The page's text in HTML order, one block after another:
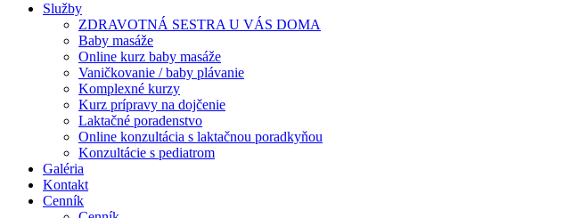
Služby
ZDRAVOTNÁ SESTRA U VÁS DOMA
Baby masáže
Online kurz baby masáže
Vaničkovanie / baby plávanie
Komplexné kurzy
Kurz prípravy na dojčenie
Laktačné poradenstvo
Online konzultácia s laktačnou poradkyňou
Konzultácie s pediatrom
Galéria
Kontakt
Cenník